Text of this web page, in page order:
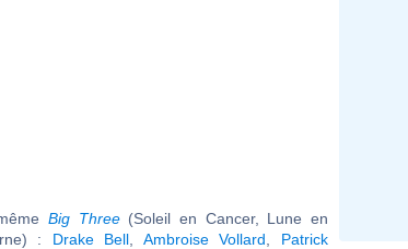
Big Three(Soleil en Cancer, Lune en
: Drake Bell Ambroise Vollard
Patrick